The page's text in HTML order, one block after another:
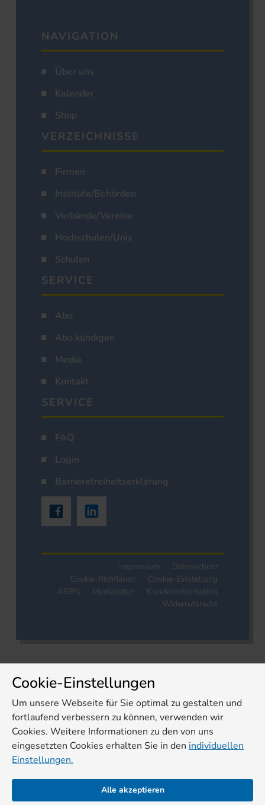
NAVIGATION
Über uns
Kalender
Shop
VERZEICHNISSE
Firmen
Institute/Behörden
Verbände/Vereine
Hochschulen/Unis
Schulen
SERVICE
Abo
Abo kündigen
Media
Kontakt
SERVICE
FAQ
Login
Barrierefreiheitserklärung
Impressum
Datenschutz
Cookie-Richtlinien
Cookie-Einstellung
AGB's
Mediadaten
Kundeninformation
Widerrufsrecht
Cookie-Einstellungen
Um unsere Webseite für Sie optimal zu gestalten und
fortlaufend verbessern zu können, verwenden wir
Cookies. Weitere Informationen zu den von uns
eingesetzten Cookies erhalten Sie in den individuellen
Einstellungen.
Alle akzeptieren